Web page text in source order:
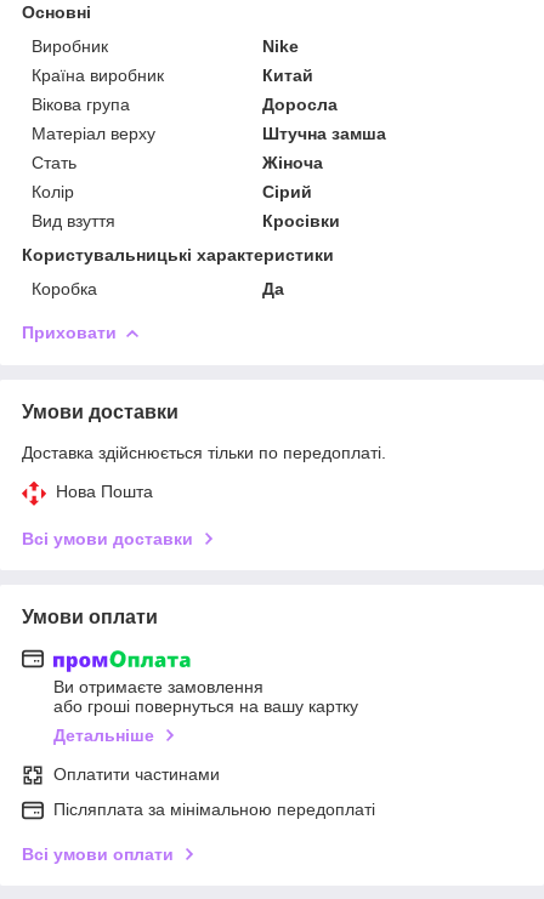
Основні
Виробник
Nike
Країна виробник
Китай
Вікова група
Доросла
Матеріал верху
Штучна замша
Стать
Жіноча
Колір
Сірий
Вид взуття
Кросівки
Користувальницькі характеристики
Коробка
Да
Приховати
Умови доставки
Доставка здійснюється тільки по передоплаті.
Нова Пошта
Всі умови доставки
Умови оплати
Ви отримаєте замовлення
або гроші повернуться на вашу картку
Детальніше
Оплатити частинами
Післяплата за мінімальною передоплаті
Всі умови оплати